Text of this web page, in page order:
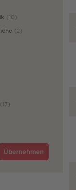
(10)
(2)
(17)
Übernehmen